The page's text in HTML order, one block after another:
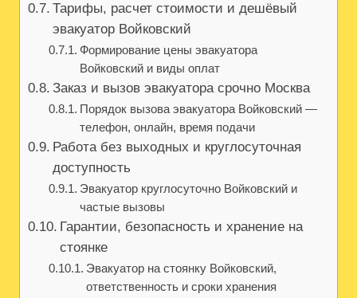
Тарифы, расчет стоимости и дешёвый
эвакуатор Войковский
Формирование цены эвакуатора
Войковский и виды оплат
Заказ и вызов эвакуатора срочно Москва
Порядок вызова эвакуатора Войковский —
телефон, онлайн, время подачи
Работа без выходных и круглосуточная
доступность
Эвакуатор круглосуточно Войковский и
частые вызовы
Гарантии, безопасность и хранение на
стоянке
Эвакуатор на стоянку Войковский,
ответственность и сроки хранения